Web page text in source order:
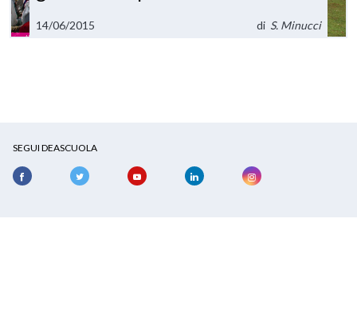
14/06/2015 di S. Minucci
SEGUI DEASCUOLA